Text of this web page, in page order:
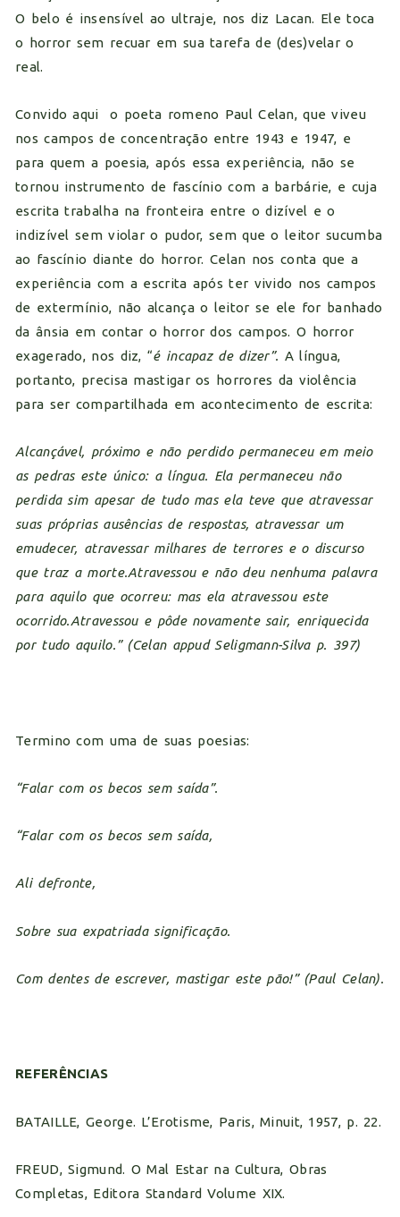
O belo é insensível ao ultraje, nos diz Lacan. Ele toca
o horror sem recuar em sua tarefa de (des)velar o
real.
Convido aqui o poeta romeno Paul Celan, que viveu
nos campos de concentração entre 1943 e 1947, e
para quem a poesia, após essa experiência, não se
tornou instrumento de fascínio com a barbárie, e cuja
escrita trabalha na fronteira entre o dizível e o
indizível sem violar o pudor, sem que o leitor sucumba
ao fascínio diante do horror. Celan nos conta que a
experiência com a escrita após ter vivido nos campos
de extermínio, não alcança o leitor se ele for banhado
da ânsia em contar o horror dos campos. O horror
exagerado, nos diz, “é incapaz de dizer”. A língua,
portanto, precisa mastigar os horrores da violência
para ser compartilhada em acontecimento de escrita:
Alcançável, próximo e não perdido permaneceu em meio
as pedras este único: a língua. Ela permaneceu não
perdida sim apesar de tudo mas ela teve que atravessar
suas próprias ausências de respostas, atravessar um
emudecer, atravessar milhares de terrores e o discurso
que traz a morte.Atravessou e não deu nenhuma palavra
para aquilo que ocorreu: mas ela atravessou este
ocorrido.Atravessou e pôde novamente sair, enriquecida
por tudo aquilo.” (Celan appud Seligmann-Silva p. 397)
Termino com uma de suas poesias:
“Falar com os becos sem saída”.
“Falar com os becos sem saída,
Ali defronte,
Sobre sua expatriada significação.
Com dentes de escrever, mastigar este pão!” (Paul Celan).
REFERÊNCIAS
BATAILLE, George. L’Erotisme, Paris, Minuit, 1957, p. 22.
FREUD, Sigmund. O Mal Estar na Cultura, Obras
Completas, Editora Standard Volume XIX.